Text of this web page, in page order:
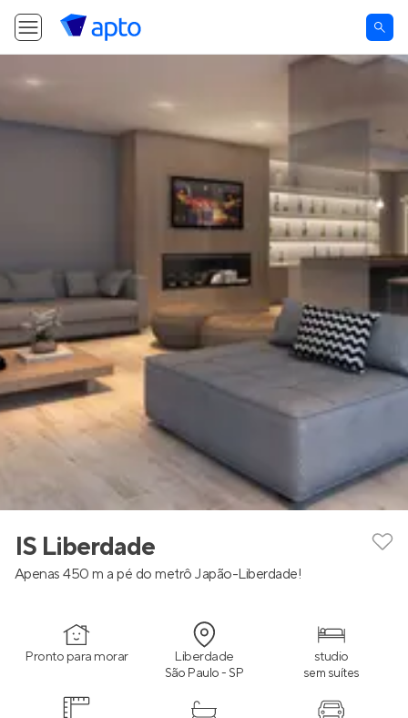
IS Liberdade
Apenas 450 m a pé do metrô Japão-Liberdade!
Pronto para morar Liberdade
São Paulo - SP
studio
sem suítes